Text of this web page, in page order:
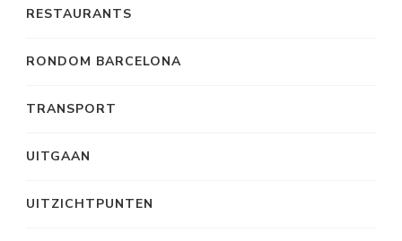
RESTAURANTS
RONDOM BARCELONA
TRANSPORT
UITGAAN
UITZICHTPUNTEN